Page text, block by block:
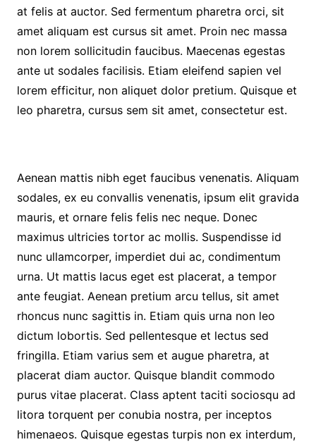
at felis at auctor. Sed fermentum pharetra orci, sit
amet aliquam est cursus sit amet. Proin nec massa
non lorem sollicitudin faucibus. Maecenas egestas
ante ut sodales facilisis. Etiam eleifend sapien vel
lorem efficitur, non aliquet dolor pretium. Quisque et
leo pharetra, cursus sem sit amet, consectetur est.
Aenean mattis nibh eget faucibus venenatis. Aliquam
sodales, ex eu convallis venenatis, ipsum elit gravida
mauris, et ornare felis felis nec neque. Donec
maximus ultricies tortor ac mollis. Suspendisse id
nunc ullamcorper, imperdiet dui ac, condimentum
urna. Ut mattis lacus eget est placerat, a tempor
ante feugiat. Aenean pretium arcu tellus, sit amet
rhoncus nunc sagittis in. Etiam quis urna non leo
dictum lobortis. Sed pellentesque et lectus sed
fringilla. Etiam varius sem et augue pharetra, at
placerat diam auctor. Quisque blandit commodo
purus vitae placerat. Class aptent taciti sociosqu ad
litora torquent per conubia nostra, per inceptos
himenaeos. Quisque egestas turpis non ex interdum,